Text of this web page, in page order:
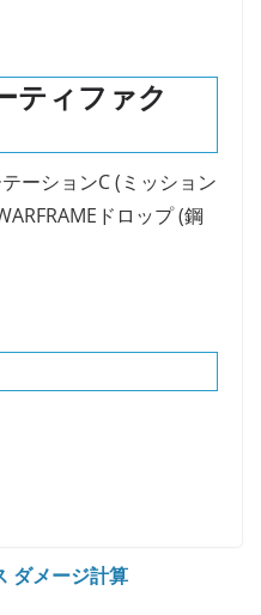
ティファク
ーションC (ミッション
ドロップ (鋼
ダメージ計算